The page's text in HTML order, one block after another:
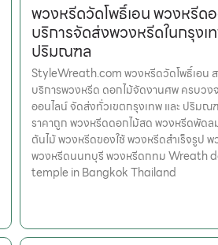
พวงหรีดวัดโพธิ์เอน พวงหรีด
บริการจัดส่งพวงหรีดในกรุงเ
ปริมณฑล
StyleWreath.com พวงหรีดวัดโพธิ์เอน
บริการพวงหรีด ดอกไม้จัดงานศพ ครบวง
ออนไลน์ จัดส่งทั่วเขตกรุงเทพ และ ปริมณ
ราคาถูก พวงหรีดดอกไม้สด พวงหรีดพัด
ต้นไม้ พวงหรีดของใช้ พวงหรีดสำเร็จรูป
พวงหรีดนนทบุรี พวงหรีดกทม Wreath
temple in Bangkok Thailand